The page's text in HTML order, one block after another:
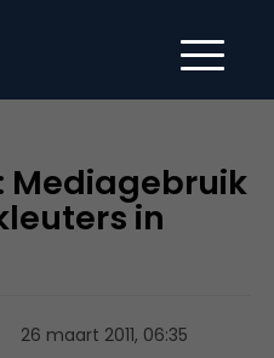
Mediagebruik
in
26 maart 2011, 06:35